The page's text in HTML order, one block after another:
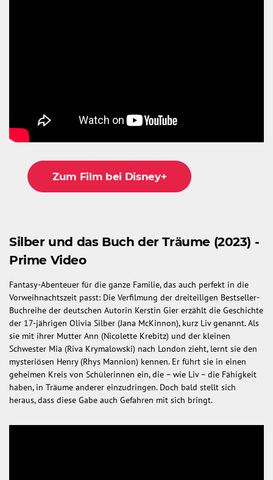
Zum Film bei Disney+
Silber und das Buch der Träume (2023) -
Prime Video
Fantasy-Abenteuer für die ganze Familie, das auch perfekt in die
Vorweihnachtszeit passt: Die Verfilmung der dreiteiligen Bestseller-
Buchreihe der deutschen Autorin Kerstin Gier erzählt die Geschichte
der 17-jährigen Olivia Silber (Jana McKinnon), kurz Liv genannt. Als
sie mit ihrer Mutter Ann (Nicolette Krebitz) und der kleinen
Schwester Mia (Riva Krymalowski) nach London zieht, lernt sie den
mysteriösen Henry (Rhys Mannion) kennen. Er führt sie in einen
geheimen Kreis von Schülerinnen ein, die – wie Liv – die Fähigkeit
haben, in Träume anderer einzudringen. Doch bald stellt sich
heraus, dass diese Gabe auch Gefahren mit sich bringt.